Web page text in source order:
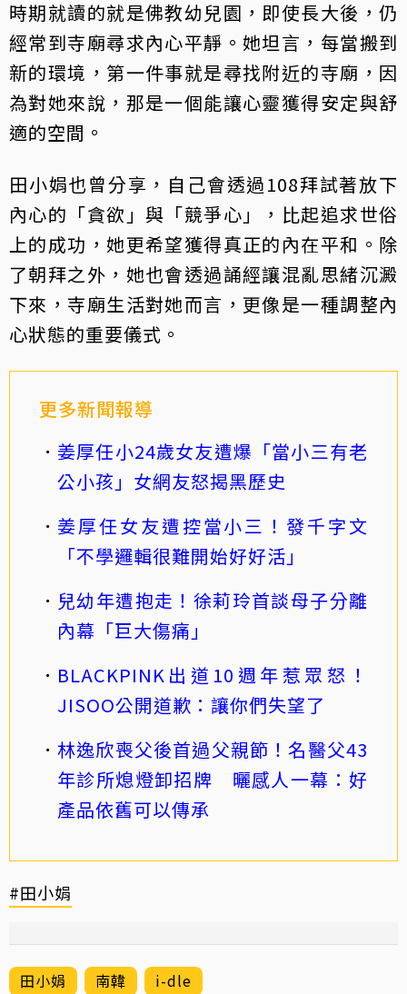
時期就讀的就是佛教幼兒園，即使長大後，仍
經常到寺廟尋求內心平靜。她坦言，每當搬到
新的環境，第一件事就是尋找附近的寺廟，因
為對她來說，那是一個能讓心靈獲得安定與舒
適的空間。
田小娟也曾分享，自己會透過108拜試著放下
內心的「貪欲」與「競爭心」，比起追求世俗
上的成功，她更希望獲得真正的內在平和。除
了朝拜之外，她也會透過誦經讓混亂思緒沉澱
下來，寺廟生活對她而言，更像是一種調整內
心狀態的重要儀式。
更多新聞報導
姜厚任小24歲女友遭爆「當小三有老
公小孩」女網友怒揭黑歷史
姜厚任女友遭控當小三！發千字文
「不學邏輯很難開始好好活」
兒幼年遭抱走！徐莉玲首談母子分離
內幕「巨大傷痛」
BLACKPINK出道10週年惹眾怒！
JISOO公開道歉：讓你們失望了
林逸欣喪父後首過父親節！名醫父43
年診所熄燈卸招牌 曬感人一幕：好
產品依舊可以傳承
#田小娟
田小娟 南韓 i-dle